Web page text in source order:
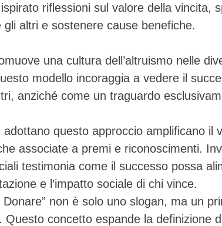
riflessioni sul valore della vincita,
altri e sostenere cause benefiche.
una cultura dell’altruismo nelle
modello incoraggia a vedere il
anziché come un traguardo
questo approccio amplificano il
associate a premi e riconoscimenti.
testimonia come il successo possa
e l’impatto sociale di chi vince.
non è solo uno slogan, ma un
concetto espande la definizione